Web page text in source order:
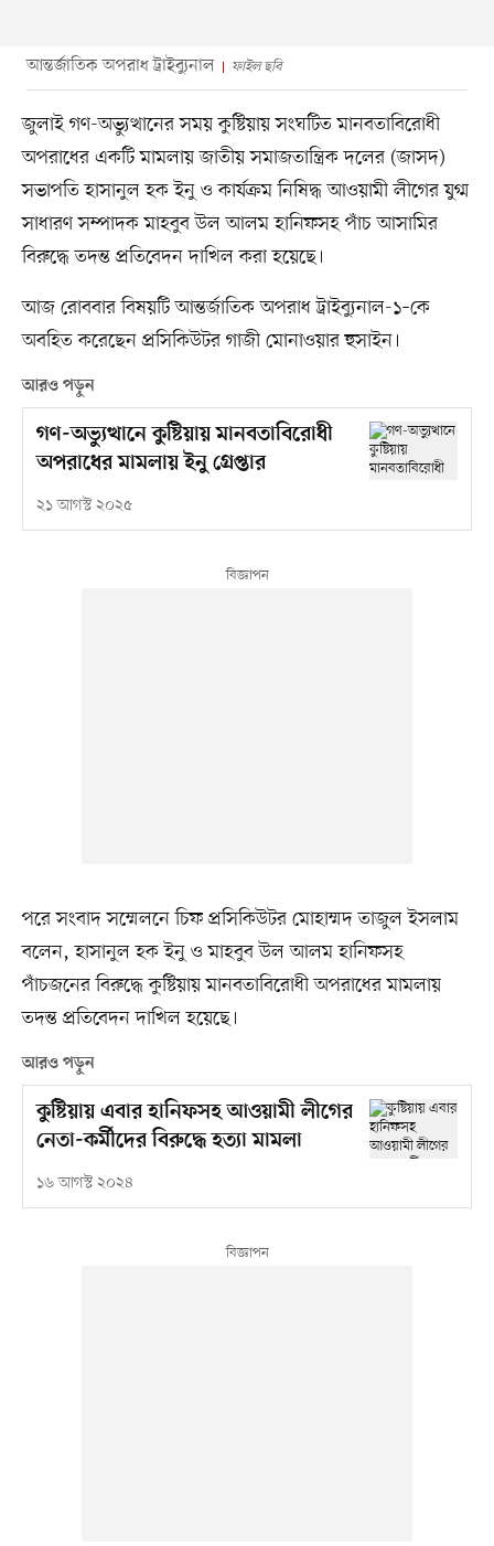
আন্তর্জাতিক অপরাধ ট্রাইব্যুনাল ফাইল ছবি
জুলাই গণ-অভ্যুত্থানের সময় কুষ্টিয়ায় সংঘটিত মানবতাবিরোধী
অপরাধের একটি মামলায় জাতীয় সমাজতান্ত্রিক দলের (জাসদ)
সভাপতি হাসানুল হক ইনু ও কার্যক্রম নিষিদ্ধ আওয়ামী লীগের যুগ্ম
সাধারণ সম্পাদক মাহবুব উল আলম হানিফসহ পাঁচ আসামির
বিরুদ্ধে তদন্ত প্রতিবেদন দাখিল করা হয়েছে।
আজ রোববার বিষয়টি আন্তর্জাতিক অপরাধ ট্রাইব্যুনাল-১–কে
অবহিত করেছেন প্রসিকিউটর গাজী মোনাওয়ার হুসাইন।
আরও পড়ুন
গণ-অভ্যুত্থানে কুষ্টিয়ায় মানবতাবিরোধী
অপরাধের মামলায় ইনু গ্রেপ্তার
২১ আগস্ট ২০২৫
পরে সংবাদ সম্মেলনে চিফ প্রসিকিউটর মোহাম্মদ তাজুল ইসলাম
বলেন, হাসানুল হক ইনু ও মাহবুব উল আলম হানিফসহ
পাঁচজনের বিরুদ্ধে কুষ্টিয়ায় মানবতাবিরোধী অপরাধের মামলায়
তদন্ত প্রতিবেদন দাখিল হয়েছে।
আরও পড়ুন
কুষ্টিয়ায় এবার হানিফসহ আওয়ামী লীগের
নেতা-কর্মীদের বিরুদ্ধে হত্যা মামলা
১৬ আগস্ট ২০২৪